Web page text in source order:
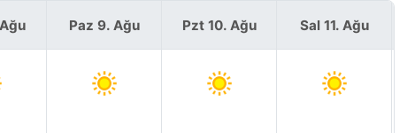
Paz 9. Ağu Pzt 10. Ağu Sal 11. Ağu